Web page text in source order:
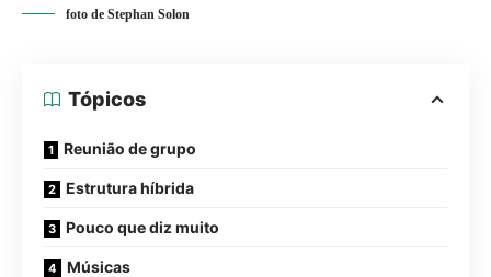
foto de Stephan Solon
Tópicos
Reunião de grupo
Estrutura híbrida
Pouco que diz muito
Músicas